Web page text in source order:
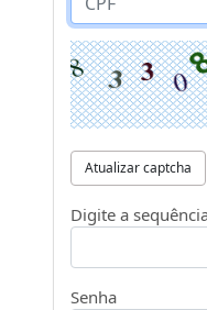
Atualizar captcha
Digite a
Senha